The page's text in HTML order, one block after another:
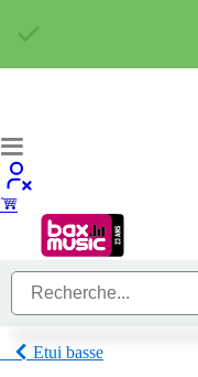
Etui basse